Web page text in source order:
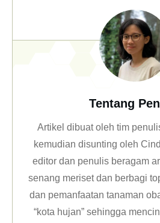
Tentang
Artikel dibuat oleh tim
kemudian disunting oleh
editor dan penulis beragam
senang meriset dan berbagi
dan pemanfaatan tanaman
“kota hujan” sehingga